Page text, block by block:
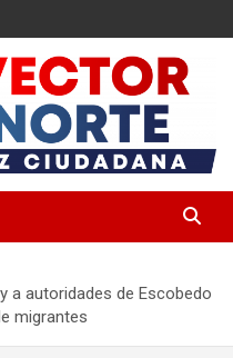
a autoridades de Escobedo
migrantes